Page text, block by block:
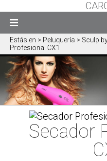
Estás en > Peluquería > Sculp
Profesional CX1
Secador